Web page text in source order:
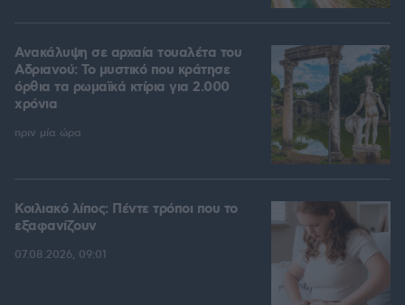
Ανακάλυψη σε αρχαία τουαλέτα του
Αδριανού: Το μυστικό που κράτησε
όρθια τα ρωμαϊκά κτίρια για 2.000
χρόνια
πριν μία ώρα
Κοιλιακό λίπος: Πέντε τρόποι που το
εξαφανίζουν
07.08.2026, 09:01